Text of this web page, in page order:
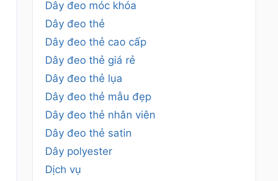
Dây đeo móc khóa
Dây đeo thẻ
Dây đeo thẻ cao cấp
Dây đeo thẻ giá rẻ
Dây đeo thẻ lụa
Dây đeo thẻ mẫu đẹp
Dây đeo thẻ nhân viên
Dây đeo thẻ satin
Dây polyester
Dịch vụ